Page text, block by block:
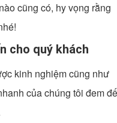
cũng có, hy vọng rằng
cho quý khách
kinh nghiệm cũng như
của chúng tôi đem